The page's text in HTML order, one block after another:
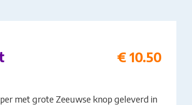
€ 10.50
met grote Zeeuwse knop geleverd in